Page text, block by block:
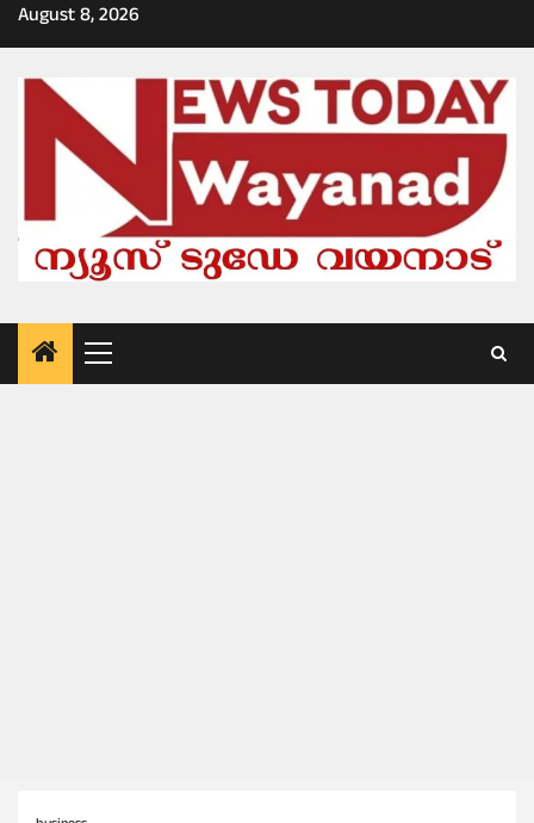
Skip
to
August 8, 2026
Primary
Menu